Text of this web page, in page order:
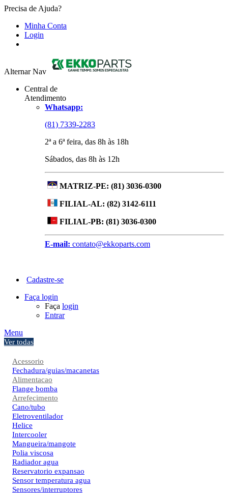
Precisa de Ajuda?
Minha Conta
Login
Alternar Nav
Central de
Atendimento
Whatsapp:
(81) 7339-2283
2ª a 6ª feira, das 8h às 18h
Sábados, das 8h às 12h
MATRIZ-PE: (81) 3036-0300
FILIAL-AL: (82) 3142-6111
FILIAL-PB: (81) 3036-0300
E-mail: contato@ekkoparts.com
Cadastre-se
Faça login
Faça login
Entrar
Menu
Ver todas
Acessorio
Fechadura/guias/macanetas
Alimentacao
Flange bomba
Arrefecimento
Cano/tubo
Eletroventilador
Helice
Intercooler
Mangueira/mangote
Polia viscosa
Radiador agua
Reservatorio expansao
Sensor temperatura agua
Sensores/interruptores